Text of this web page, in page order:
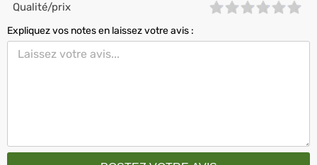
Qualité/prix
Expliquez vos notes en laissez votre avis :